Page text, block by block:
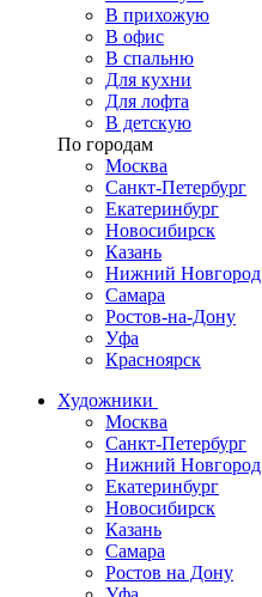
В прихожую
В офис
В спальню
Для кухни
Для лофта
В детскую
По городам
Москва
Санкт-Петербург
Екатеринбург
Новосибирск
Казань
Нижний Новгород
Самара
Ростов-на-Дону
Уфа
Красноярск
Художники
Москва
Санкт-Петербург
Нижний Новгород
Екатеринбург
Новосибирск
Казань
Самара
Ростов на Дону